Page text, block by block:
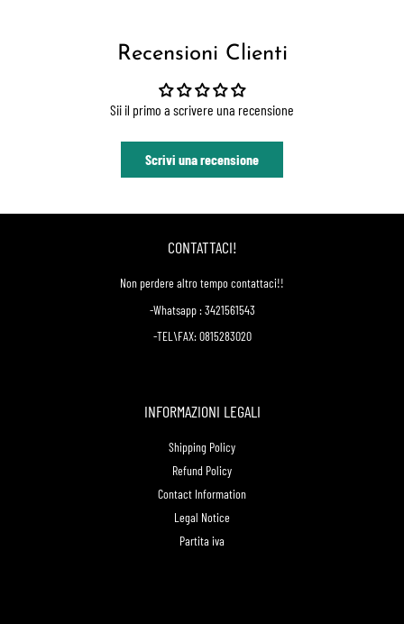
Recensioni Clienti
Sii il primo a scrivere una recensione
Scrivi una recensione
CONTATTACI!
Non perdere altro tempo contattaci!!
-Whatsapp : 3421561543
-TEL\FAX: 0815283020
INFORMAZIONI LEGALI
Shipping Policy
Refund Policy
Contact Information
Legal Notice
Partita iva